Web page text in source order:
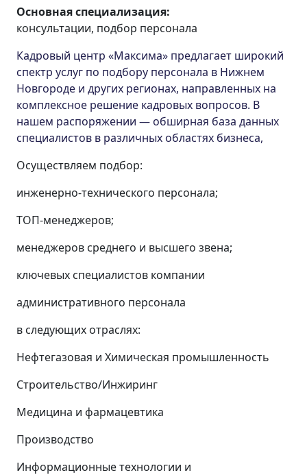
Основная специализация:
консультации, подбор персонала
Кадровый центр «Максима» предлагает широкий
спектр услуг по подбору персонала в Нижнем
Новгороде и других регионах, направленных на
комплексное решение кадровых вопросов. В
нашем распоряжении — обширная база данных
специалистов в различных областях бизнеса,
Осуществляем подбор:
инженерно-технического персонала;
ТОП-менеджеров;
менеджеров среднего и высшего звена;
ключевых специалистов компании
административного персонала
в следующих отраслях:
Нефтегазовая и Химическая промышленность
Строительство/Инжиринг
Медицина и фармацевтика
Производство
Информационные технологии и